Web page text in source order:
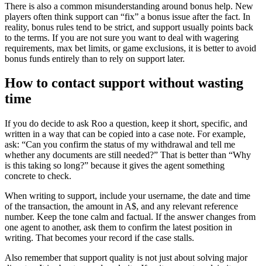
There is also a common misunderstanding around bonus help. New
players often think support can “fix” a bonus issue after the fact. In
reality, bonus rules tend to be strict, and support usually points back
to the terms. If you are not sure you want to deal with wagering
requirements, max bet limits, or game exclusions, it is better to avoid
bonus funds entirely than to rely on support later.
How to contact support without wasting
time
If you do decide to ask Roo a question, keep it short, specific, and
written in a way that can be copied into a case note. For example,
ask: “Can you confirm the status of my withdrawal and tell me
whether any documents are still needed?” That is better than “Why
is this taking so long?” because it gives the agent something
concrete to check.
When writing to support, include your username, the date and time
of the transaction, the amount in A$, and any relevant reference
number. Keep the tone calm and factual. If the answer changes from
one agent to another, ask them to confirm the latest position in
writing. That becomes your record if the case stalls.
Also remember that support quality is not just about solving major